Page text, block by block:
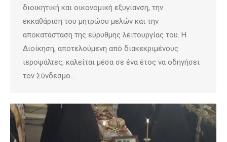
διοικητική και οικονομική εξυγίανση, την
εκκαθάριση του μητρώου μελών και την
αποκατάσταση της εύρυθμης λειτουργίας του. Η
Διοίκηση, αποτελούμενη από διακεκριμένους
ιεροψάλτες, καλείται μέσα σε ένα έτος να οδηγήσει
τον Σύνδεσμο…